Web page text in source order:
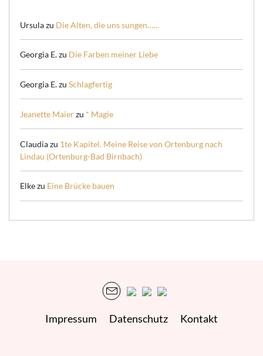
Ursulazu Die Alten, die uns sungen……
Georgia E.zu Die Farben meiner Liebe
Georgia E.zu Schlagfertig
Jeanette Maierzu * Magie
Claudiazu 1te Kapitel. Meine Reise von Ortenburg nach
Lindau (Ortenburg-Bad Birnbach)
Elkezu Eine Brücke bauen
Impressum Datenschutz Kontakt